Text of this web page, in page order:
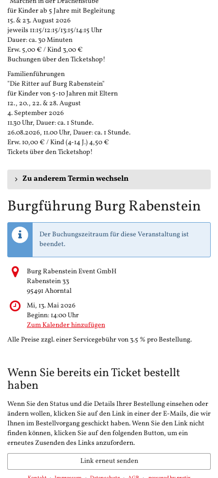
für Kinder ab 5 Jahre mit Begleitung
15. & 23. August 2026
jeweils 11:15/12:15/13:15/14:15 Uhr
Dauer: ca. 30 Minuten
Erw. 5,00 € / Kind 3,00 €
Buchungen über den Ticketshop!
Familienführungen
"Die Ritter auf Burg Rabenstein"
für Kinder von 5-10 Jahren mit Eltern
12., 20., 22. & 28. August
4. September 2026
11.30 Uhr, Dauer: ca. 1 Stunde.
26.08.2026, 11.00 Uhr, Dauer: ca. 1 Stunde.
Erw. 10,00 € / Kind (4-14 J.) 4,50 €
Tickets über den Ticketshop!
Zu anderem Termin wechseln
Burgführung Burg Rabenstein
Der Buchungszeitraum für diese Veranstaltung ist
beendet.
Burg Rabenstein Event GmbH
Rabenstein 33
95491 Ahorntal
Mi, 13. Mai 2026
Beginn: 14:00Uhr
Zum Kalender hinzufügen
Alle Preise zzgl. einer Servicegebühr von 3.5 % pro Bestellung.
Wenn Sie bereits ein Ticket bestellt
haben
Wenn Sie den Status und die Details Ihrer Bestellung einsehen oder
ändern wollen, klicken Sie auf den Link in einer der E-Mails, die wir
Ihnen im Bestellvorgang geschickt haben. Wenn Sie den Link nicht
finden können, klicken Sie auf den folgenden Button, um ein
erneutes Zusenden des Links anzufordern.
Link erneut senden